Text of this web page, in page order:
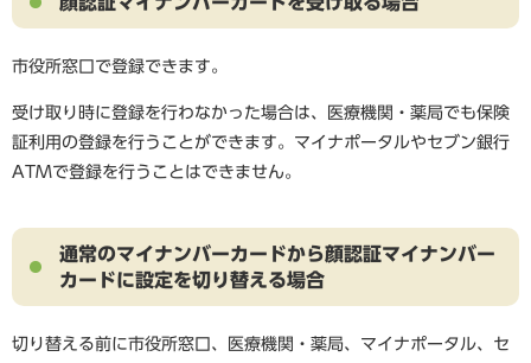
市役所窓口で登録できます。
受け取り時に登録を行わなかった場合は、医療機関・薬局でも保険
証利用の登録を行うことができます。マイナポータルやセブン銀行
ATMで登録を行うことはできません。​
通常のマイナンバーカードから顔認証マイナンバー
カードに設定を切り替える場合
切り替える前に市役所窓口、医療機関・薬局、マイナポータル、セ